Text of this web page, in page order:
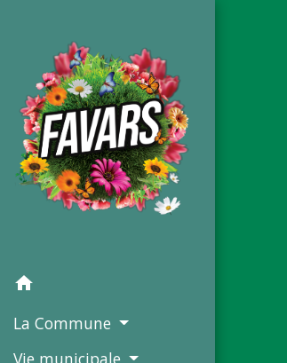
home
La Commune
Vie municipale